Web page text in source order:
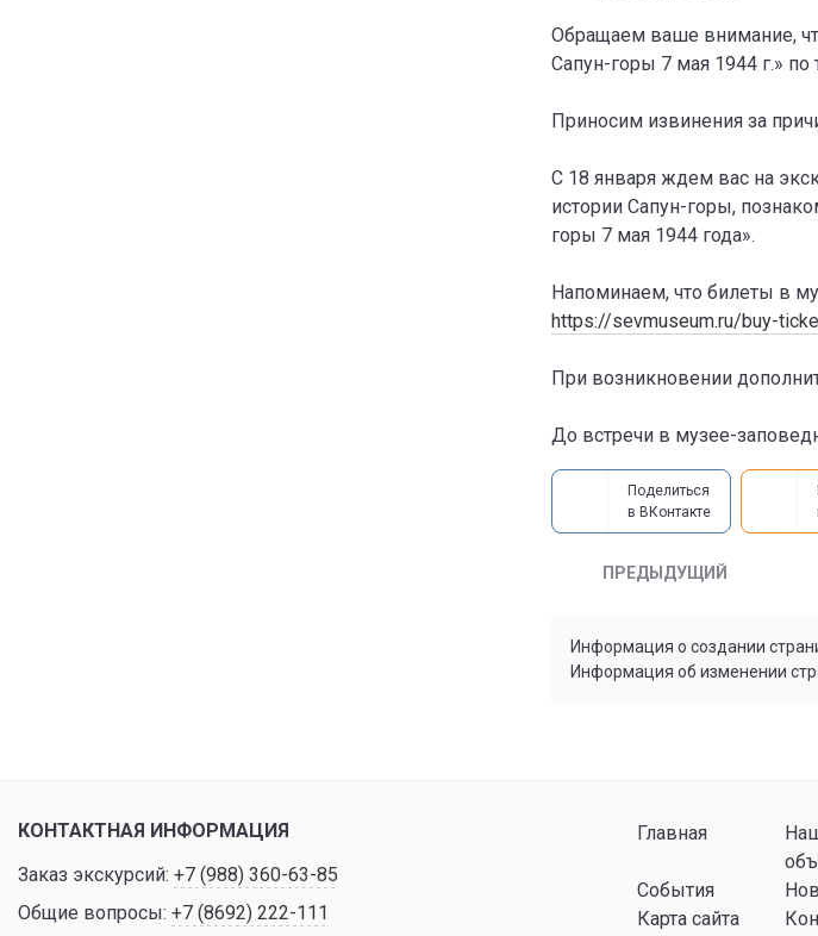
Обращаем ваше внимание,
Сапун-горы 7 мая 1944 г.»
Приносим извинения за
С 18 января ждем вас на
истории Сапун-горы,
горы 7 мая 1944 года».
Напоминаем, что билеты в
https://sevmuseum.ru/buy-
При возникновении
До встречи в музее-
Поделиться
в ВКонтакте
ПРЕДЫДУЩИЙ
Информация о создании
Информация об изменении
КОНТАКТНАЯ ИНФОРМАЦИЯ
Заказ экскурсий: +7 (988) 360-63-85
Общие вопросы: +7 (8692) 222-111
Главная
События
Карта сайта